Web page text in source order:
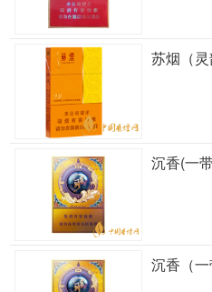
苏烟（灵
沉香(一
沉香（一